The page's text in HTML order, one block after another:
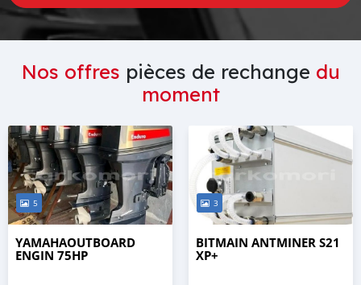
Nos offres pièces de rechange du
moment
5
YAMAHAOUTBOARD
ENGIN 75HP
3
BITMAIN ANTMINER S21
XP+